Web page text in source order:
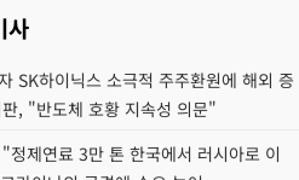
사
SK하이닉스 소극적 주주환원에 해외 증
, "반도체 호황 지속성 의문"
정제연료 3만 톤 한국에서 러시아로 이